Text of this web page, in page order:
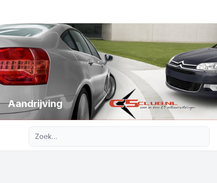
Aandrijving